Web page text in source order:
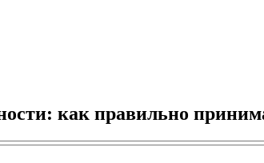
как правильно